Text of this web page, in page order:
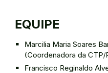
EQUIPE
Marcilia Maria Soares
(Coordenadora da CTP/
Francisco Reginaldo